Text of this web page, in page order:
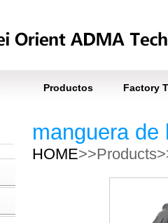
Productos Factory
manguera de
HOME